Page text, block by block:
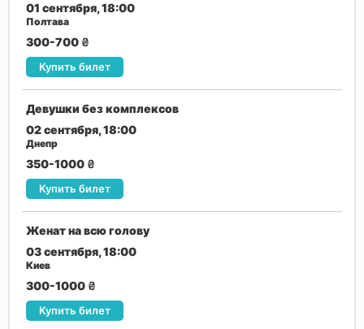
01 сентября, 18:00
Полтава
300-700 ₴
Купить билет
Девушки без комплексов
02 сентября, 18:00
Днепр
350-1000 ₴
Купить билет
Женат на всю голову
03 сентября, 18:00
Киев
300-1000 ₴
Купить билет